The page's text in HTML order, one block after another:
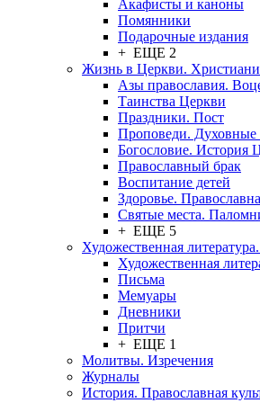
Акафисты и каноны
Помянники
Подарочные издания
+ ЕЩЕ 2
Жизнь в Церкви.
Азы православия.
Таинства Церкви
Праздники. Пост
Проповеди. Духовные
Богословие. История
Православный брак
Воспитание детей
Здоровье.
Святые места.
+ ЕЩЕ 5
Художественная
Художественная
Письма
Мемуары
Дневники
Притчи
+ ЕЩЕ 1
Молитвы. Изречения
Журналы
История. Православная